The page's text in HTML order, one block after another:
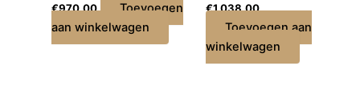
€970,00
Toevoegen
aan winkelwagen
€1.038,00
Toevoegen aan
winkelwagen